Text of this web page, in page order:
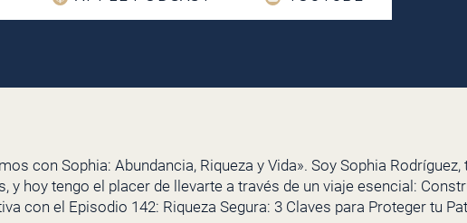
con Sophia: Abundancia, Riqueza y Vida». Soy Sophia Rodríguez,
y hoy tengo el placer de llevarte a través de un viaje esencial:
con el Episodio 142: Riqueza Segura: 3 Claves para Proteger tu